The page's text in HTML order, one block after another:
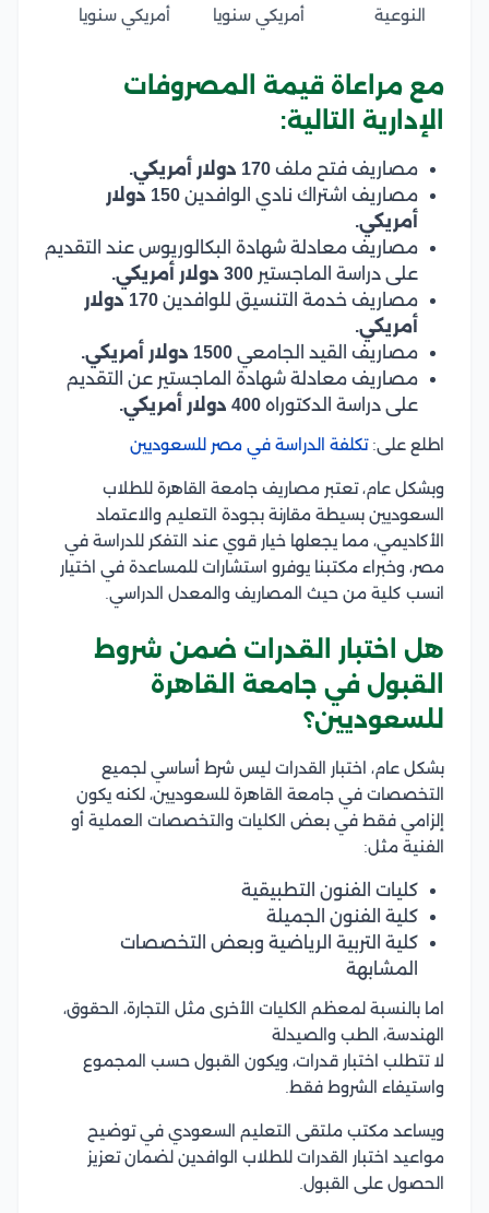
النوعية
أمريكي سنويا
أمريكي سنويا
مع مراعاة قيمة المصروفات
الإدارية التالية:
مصاريف فتح ملف
مصاريف اشتراك نادي الوافدين
150 دولار
أمريكي.
مصاريف معادلة شهادة البكالوريوس عند التقديم
على دراسة الماجستير
مصاريف خدمة التنسيق للوافدين
170 دولار
أمريكي.
مصاريف القيد الجامعي 1500 دولار أمريكي.
مصاريف معادلة شهادة الماجستير عن التقديم
على دراسة الدكتوراه
اطلع على:تكلفة الدراسة في مصر للسعوديين
وبشكل عام، تعتبر مصاريف جامعة القاهرة للطلاب
السعوديين بسيطة مقارنة بجودة التعليم والاعتماد
الأكاديمي، مما يجعلها خيار قوي عند التفكر للدراسة في
مصر، وخبراء مكتبنا يوفرو استشارات للمساعدة في اختيار
انسب كلية من حيث المصاريف والمعدل الدراسي.
هل اختبار القدرات ضمن شروط
القبول في جامعة القاهرة
للسعوديين؟
بشكل عام، اختبار القدرات ليس شرط أساسي لجميع
التخصصات في جامعة القاهرة للسعوديين، لكنه يكون
إلزامي فقط في بعض الكليات والتخصصات العملية أو
الفنية مثل:
كليات الفنون التطبيقية
كلية الفنون الجميلة
كلية التربية الرياضية وبعض التخصصات
المشابهة
اما بالنسبة لمعظم الكليات الأخرى مثل التجارة، الحقوق،
الهندسة، الطب والصيدلة
لا تتطلب اختبار قدرات، ويكون القبول حسب المجموع
واستيفاء الشروط فقط.
ويساعد مكتب ملتقى التعليم السعودي في توضيح
مواعيد اختبار القدرات للطلاب الوافدين لضمان تعزيز
الحصول على القبول.